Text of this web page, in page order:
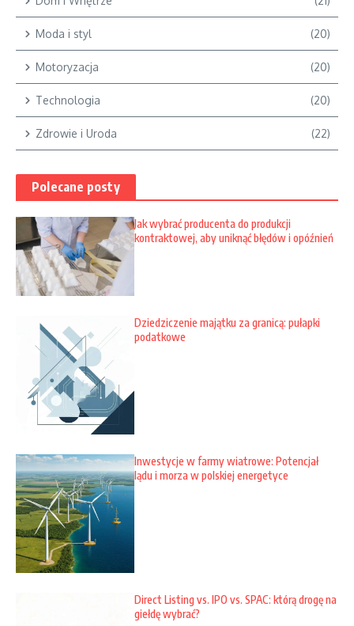
Moda i styl (20)
Motoryzacja (20)
Technologia (20)
Zdrowie i Uroda (22)
Polecane posty
Jak wybrać producenta do produkcji
kontraktowej, aby uniknąć błędów i opóźnień
Dziedziczenie majątku za granicą: pułapki
podatkowe
Inwestycje w farmy wiatrowe: Potencjał
lądu i morza w polskiej energetyce
Direct Listing vs. IPO vs. SPAC: którą drogę na
giełdę wybrać?